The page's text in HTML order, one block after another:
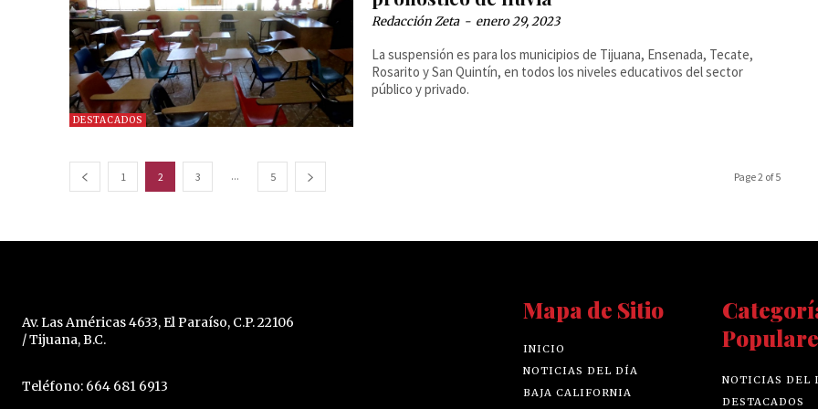
DESTACADOS
Redacción Zeta - enero 29, 2023
La suspensión es para los municipios de Tijuana, Ensenada, Tecate,
Rosarito y San Quintín, en todos los niveles educativos del sector
público y privado.
1 2 3 ... 5 Page 2 of 5
Av. Las Américas 4633, El Paraíso, C.P. 22106
/ Tijuana, B.C.
Teléfono: 664 681 6913
Mapa de Sitio
INICIO
NOTICIAS DEL DÍA
BAJA CALIFORNIA
NOTICIAS DEL
DESTACADOS